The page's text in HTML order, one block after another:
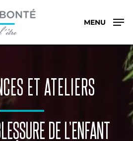
MENU
ET ATELIERS
DE L’ENFANT